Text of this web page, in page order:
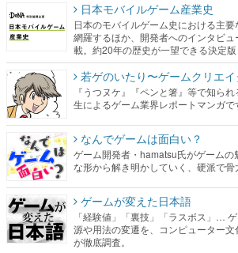
日本モバイルゲーム産業史
日本のモバイルゲーム史における主
網羅するほか、開発者へのインタビ
載。約20年の歴史が一望できる決定版
若ゲのいたり〜ゲームクリエ
『うつヌケ』『ペンと箸』等で知ら
生によるゲーム業界レポートマンガで
なんでゲームは面白い？
ゲーム開発者・hamatsu氏がゲーム
な形から解き明かしていく、硬派で骨
ゲームが変えた日本語
「経験値」「裏技」「ラスボス」…
源や用法の変遷を、コンピューター
が徹底調査。